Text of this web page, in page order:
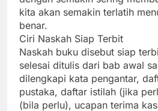
kita akan semakin terlatih
benar.
Ciri Naskah Siap Terbit
Naskah buku disebut siap
selesai ditulis dari bab awal
dilengkapi kata pengantar,
pustaka, daftar istilah (jika
(bila perlu), ucapan terima